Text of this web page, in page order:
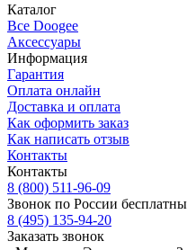
Каталог
Все Doogee
Аксессуары
Информация
Гарантия
Оплата онлайн
Доставка и оплата
Как оформить заказ
Как написать отзыв
Контакты
Контакты
8 (800) 511-96-09
Звонок по России
8 (495) 135-94-20
Заказать звонок